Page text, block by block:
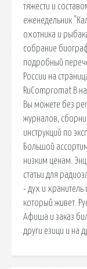
тяжести и
еженедельник
охотника и
собрание
подробный
России на
RuCompromat В
Вы можете без
журналов,
инструкций по
Большой
низким ценам.
статьи для
- дух и хранитель
который живет.
Афиша и заказ
други езици и на